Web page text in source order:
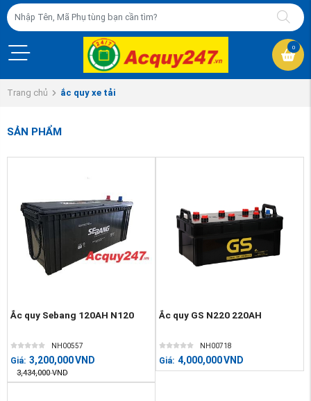
0
Trang chủ ắc quy xe tải
SẢN PHẨM
Ắc quy Sebang 120AH N120
NH00557
Giá: 3,200,000VND
3,434,000 VND
Ắc quy GS N220 220AH
NH00718
Giá: 4,000,000VND